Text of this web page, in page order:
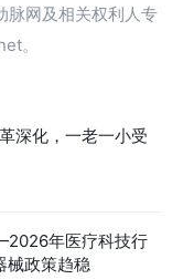
脉网及相关权利人专
。
深化，一老一小受
年医疗科技行
械政策趋稳